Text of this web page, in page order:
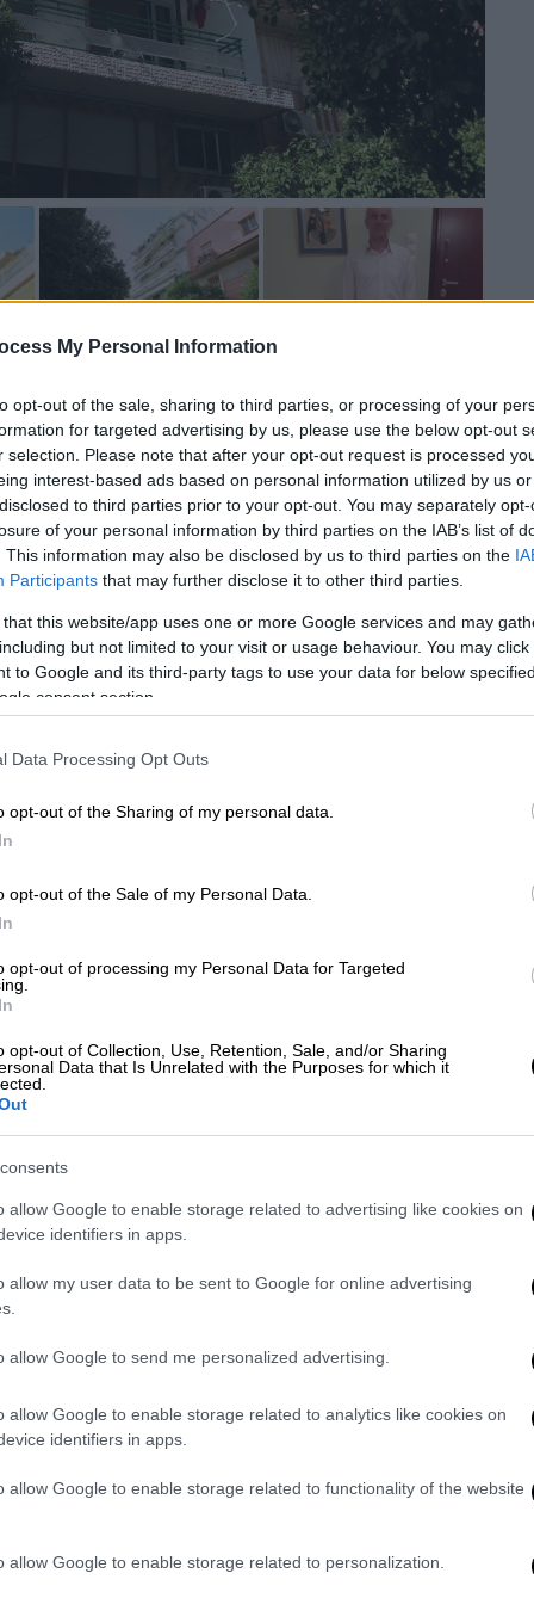
My Personal Information
opt-out of the sale, sharing to third parties, or processing of your
for targeted advertising by us, please use the below opt-out
selection. Please note that after your opt-out request is processed
interest-based ads based on personal information utilized by us
to third parties prior to your opt-out. You may separately
of your personal information by third parties on the IAB’s list of
This information may also be disclosed by us to third parties on the
Participants that may further disclose it to other third parties.
that this website/app uses one or more Google services and may
but not limited to your visit or usage behaviour. You may
to Google and its third-party tags to use your data for below
consent section.
Data Processing Opt Outs
opt-out of the Sharing of my personal data.
opt-out of the Sale of my Personal Data.
opt-out of processing my Personal Data for Targeted
opt-out of Collection, Use, Retention, Sale, and/or Sharing
Data that Is Unrelated with the Purposes for which it
allow Google to enable storage related to advertising like cookies on
identifiers in apps.
allow my user data to be sent to Google for online advertising
allow Google to send me personalized advertising.
allow Google to enable storage related to analytics like cookies on
identifiers in apps.
allow Google to enable storage related to functionality of the website
allow Google to enable storage related to personalization.
που έρχονται στο φως της δημοσιότητας
χώρα στοΚουκάκι τα ξημερώματα της
οΓιώργος Κρατημένος, τοζευγάριτο
και ο53χρονος δράστηςείχε
δράστηςείχε επιστρέψει στοδιαμέρισμα
ήθελε να τα ξαναβρούν και το ζευγάρι να
στονγάμο
τους.
Ο δράστης άρπαξε ένα
τουπαιδιού του μεπολλαπλές
video
τους που έλειπε από το σπίτι για να
να τερματίσει την κλήση. Ο 24χρονος
σπίτι για να βρει το 43χρονο θύμα μέσα
ένα ριχτάρι. Άμεσα ειδοποίησε τις
διαπιστώθηκε ότι η γυναίκα ήταν
στην Ασφάλεια.